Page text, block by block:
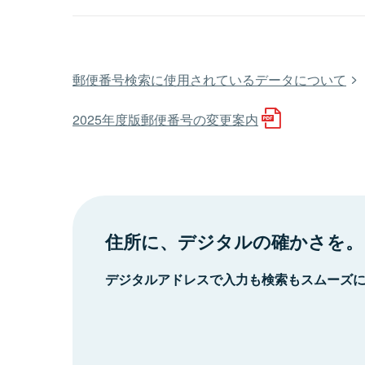
郵便番号検索に使用されているデータについて
2025年度版郵便番号の変更案内
住所に、デジタルの確かさを。
デジタルアドレスで入力も検索もスムーズ